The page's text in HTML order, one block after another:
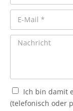
Ich bin damit
(telefonisch oder